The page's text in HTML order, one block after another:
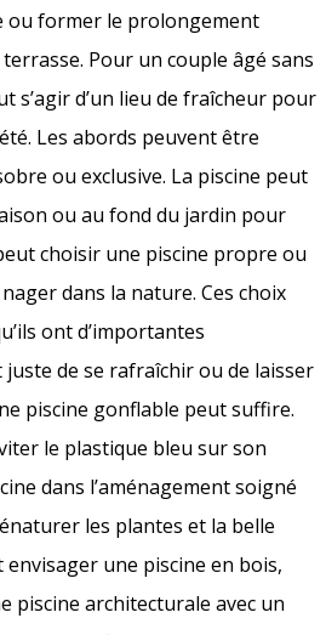
ou former le prolongement
Pour un couple âgé sans
s’agir d’un lieu de fraîcheur pour
Les abords peuvent être
ou exclusive. La piscine peut
ou au fond du jardin pour
choisir une piscine propre ou
dans la nature. Ces choix
ont d’importantes
juste de se rafraîchir ou de laisser
piscine gonflable peut suffire.
le plastique bleu sur son
dans l’aménagement soigné
les plantes et la belle
une piscine en bois,
piscine architecturale avec un